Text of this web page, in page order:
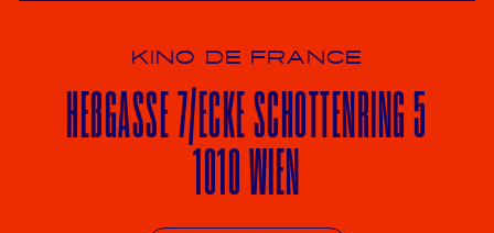
KINO DE FRANCE
HEßGASSE 7/ECKESCHOTTENRING 5
1010 WIEN